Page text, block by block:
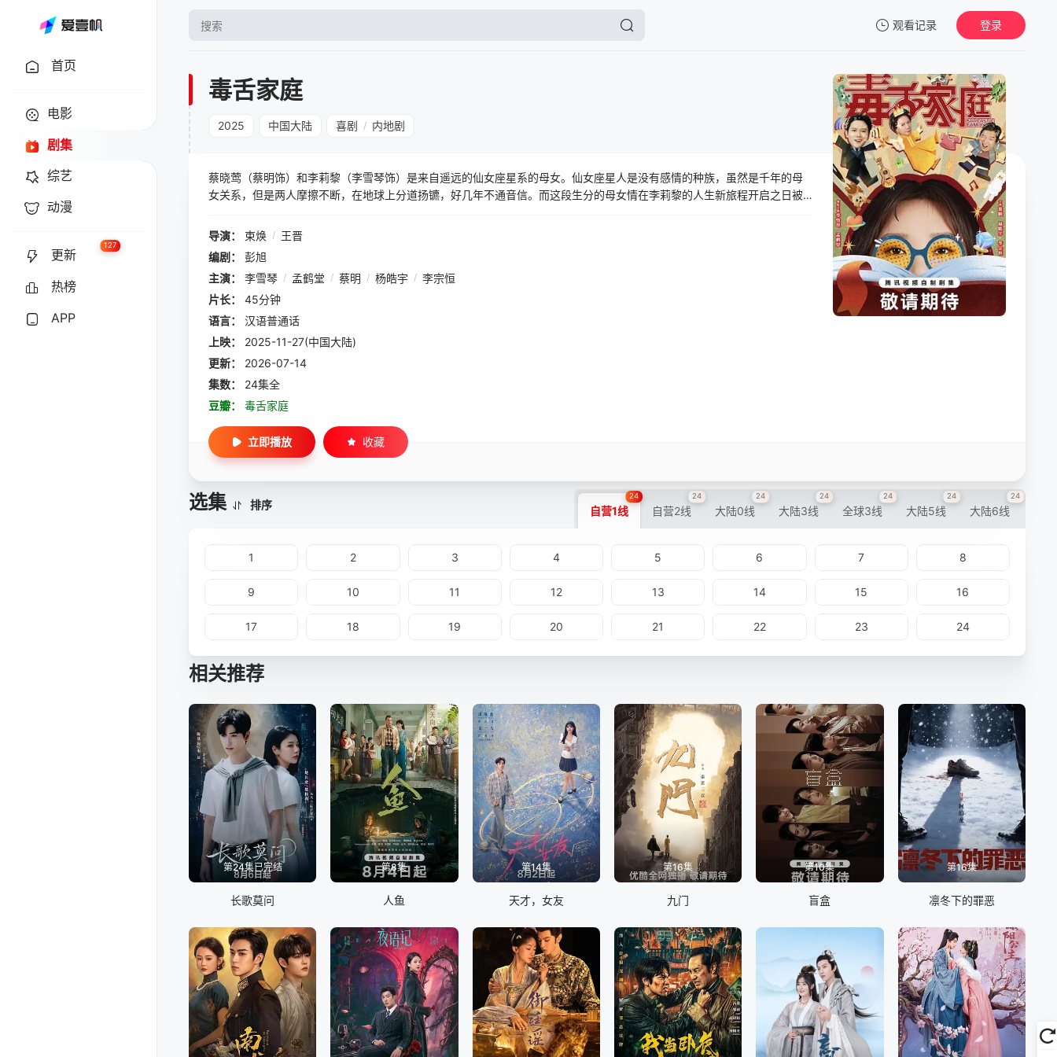
观看记录
暂无观看影片的记录
登录
首页
电影
剧集
综艺
动漫
更新
127
热榜
APP
毒舌家庭
2025 中国大陆 喜剧 / 内地剧
蔡晓莺（蔡明饰）和李莉黎（李雪琴饰）是来自遥远的仙女座星系的母女。仙女座星人是没有感情的种族，虽然是千年的母
女关系，但是两人摩擦不断，在地球上分道扬镳，好几年不通音信。而这段生分的母女情在李莉黎的人生新旅程开启之日被
地球男性小孟结婚。新婚燕尔之际，已经花光所有财富还要挨半年才能回仙女星老家的蔡晓莺找上了门，打算赖上半年白嫖
导演： 束焕 / 王晋
编剧：
彭旭
主演：
李雪琴 / 孟鹤堂 / 蔡明 / 杨皓宇 / 李宗恒
片长：
45分钟
语言：
汉语普通话
上映：
2025-11-27(中国大陆)
更新：
2026-07-14
集数：
24集全
豆瓣：
毒舌家庭
立即播放 收藏
选集 排序 自营1线
24
自营2线
24
大陆0线
24
大陆3线
24
全球3线
24
大陆5线
24
大陆6线
24
1 2 3 4 5 6 7 8
9 10 11 12 13 14 15 16
17 18 19 20 21 22 23 24
相关推荐
第24集已完结
长歌莫问
第8集
人鱼
第14集
天才，女友
第16集
九门
第10集
盲盒
第16集
凛冬下的罪恶